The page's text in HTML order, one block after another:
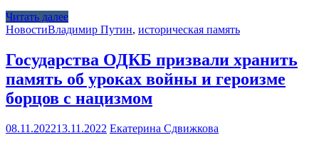
Читать далее
НовостиВладимир Путин, историческая память
Государства ОДКБ призвали хранить
память об уроках войны и героизме
борцов с нацизмом
08.11.202213.11.2022 Екатерина Сдвижкова